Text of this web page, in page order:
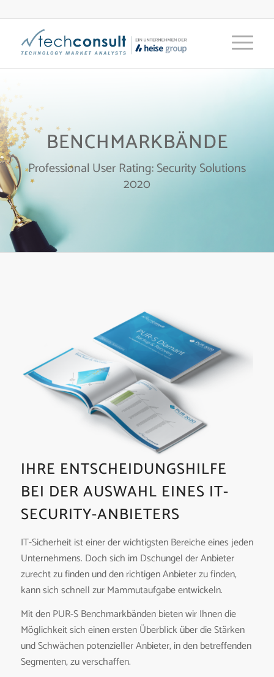
BENCHMARKBÄNDE
Professional User Rating: Security Solutions
2020
IHRE ENTSCHEIDUNGSHILFE
BEI DER AUSWAHL EINES IT-
SECURITY-ANBIETERS
IT-Sicherheit ist einer der wichtigsten Bereiche eines jeden
Unternehmens. Doch sich im Dschungel der Anbieter
zurecht zu finden und den richtigen Anbieter zu finden,
kann sich schnell zur Mammutaufgabe entwickeln.
Mit den PUR-S Benchmarkbänden bieten wir Ihnen die
Möglichkeit sich einen ersten Überblick über die Stärken
und Schwächen potenzieller Anbieter, in den betreffenden
Segmenten, zu verschaffen.